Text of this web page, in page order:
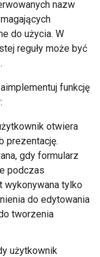
nazw
do użycia. W
reguły może być
.
funkcję
otwiera
prezentację.
gdy formularz
podczas
wykonywana tylko
do edytowania
tworzenia
użytkownik